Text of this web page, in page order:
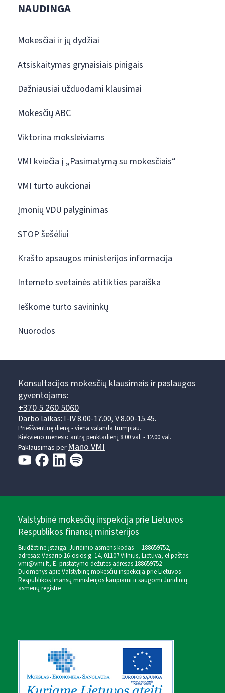
NAUDINGA
Mokesčiai ir jų dydžiai
Atsiskaitymas grynaisiais pinigais
Dažniausiai užduodami klausimai
Mokesčių ABC
Viktorina moksleiviams
VMI kviečia į „Pasimatymą su mokesčiais“
VMI turto aukcionai
Įmonių VDU palyginimas
STOP šešėliui
Krašto apsaugos ministerijos informacija
Interneto svetainės atitikties paraiška
Ieškome turto savininkų
Nuorodos
Konsultacijos mokesčių klausimais ir paslaugos
gyventojams:
+370 5 260 5060
Darbo laikas: I-IV 8.00-17.00, V 8.00-15.45.
Prieššventinę dieną - viena valanda trumpiau.
Kiekvieno mėnesio antrą penktadienį 8.00 val. - 12.00 val.
Paklausimas perMano VMI
Valstybinė mokesčių inspekcija prie Lietuvos
Respublikos finansų ministerijos
Biudžetinė įstaiga. Juridinio asmens kodas — 188659752,
adresas: Vasario 16-osios g. 14, 01107 Vilnius, Lietuva, el.paštas:
vmi@vmi.lt, E. pristatymo dėžutės adresas 188659752
Duomenys apie Valstybinę mokesčių inspekciją prie Lietuvos
Respublikos finansų ministerijos kaupiami ir saugomi Juridinių
asmenų registre